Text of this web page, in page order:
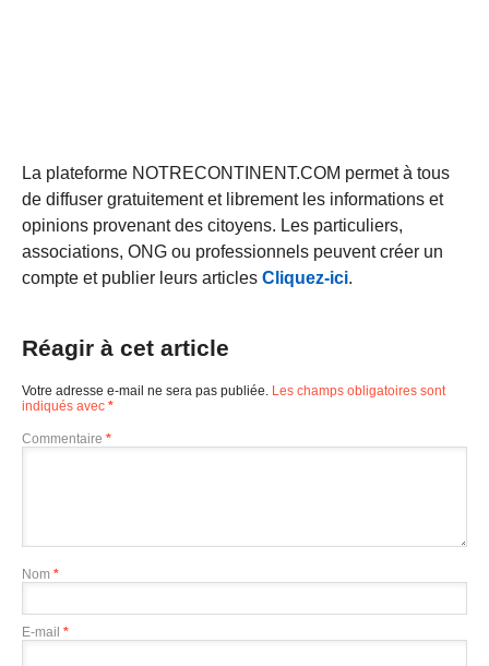
La plateforme NOTRECONTINENT.COM permet à tous
de diffuser gratuitement et librement les informations et
opinions provenant des citoyens. Les particuliers,
associations, ONG ou professionnels peuvent créer un
compte et publier leurs articles Cliquez-ici.
Réagir à cet article
Votre adresse e-mail ne sera pas publiée. Les champs obligatoires sont
indiqués avec *
Commentaire *
Nom *
E-mail *